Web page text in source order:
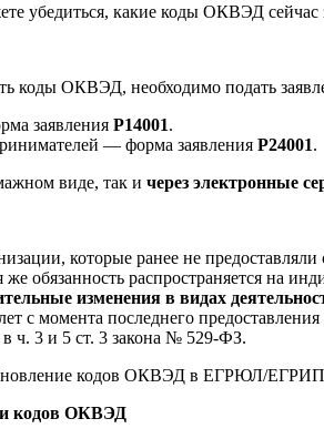
убедиться, какие коды ОКВЭД
коды ОКВЭД, необходимо подать
заявления Р14001.
— форма заявления Р24001.
виде, так и через электронные
которые ранее не предоставляли
же обязанность распространяется на
изменения в видах
с момента последнего
ч. 3 и 5 ст. 3 закона № 529-ФЗ.
кодов ОКВЭД в ЕГРЮЛ/ЕГРИП
кодов ОКВЭД